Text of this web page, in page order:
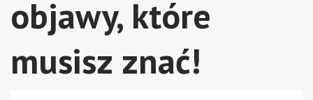
objawy, które
musisz znać!